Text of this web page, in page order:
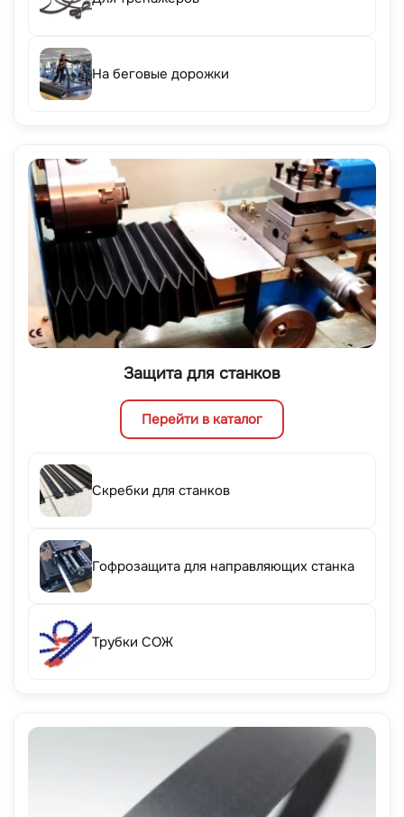
На беговые дорожки
Защита для станков
Перейти в каталог
Скребки для станков
Гофрозащита для направляющих станка
Трубки СОЖ